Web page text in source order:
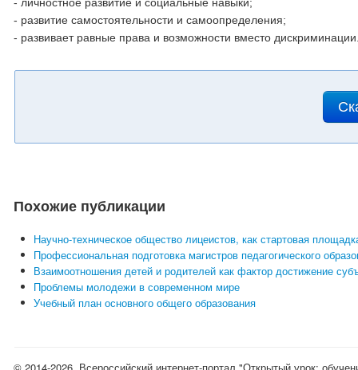
- развитие самостоятельности и самоопределения;
- развивает равные права и возможности вместо
Похожие публикации
Научно-техническое общество лицеистов, как стартовая
Профессиональная подготовка магистров педагогического
Взаимоотношения детей и родителей как фактор достижение
Проблемы молодежи в современном мире
Учебный план основного общего образования